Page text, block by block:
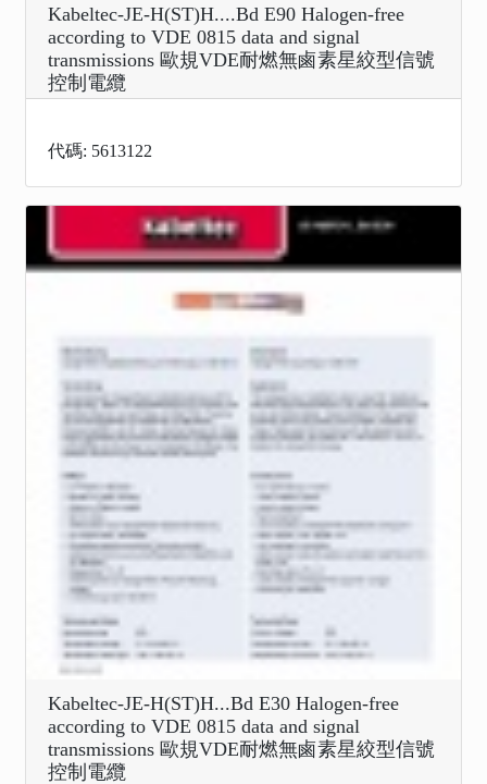
Kabeltec-JE-H(ST)H....Bd E90 Halogen-free
according to VDE 0815 data and signal
transmissions 歐規VDE耐燃無鹵素星絞型信號
控制電纜
代碼: 5613122
Kabeltec-JE-H(ST)H...Bd E30 Halogen-free
according to VDE 0815 data and signal
transmissions 歐規VDE耐燃無鹵素星絞型信號
控制電纜